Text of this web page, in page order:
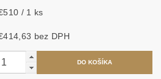
/ 1 ks
€414,63 bez DPH